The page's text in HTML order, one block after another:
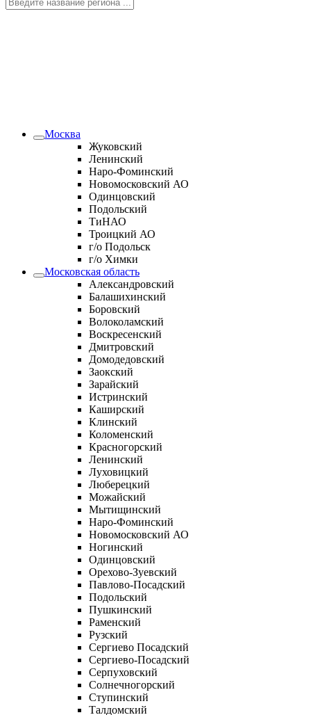
Москва
Жуковский
Ленинский
Наро-Фоминский
Новомосковский АО
Одинцовский
Подольский
ТиНАО
Троицкий АО
г/о Подольск
г/о Химки
Московская область
Александровский
Балашихинский
Боровский
Волоколамский
Воскресенский
Дмитровский
Домодедовский
Заокский
Зарайский
Истринский
Каширский
Клинский
Коломенский
Красногорский
Ленинский
Луховицкий
Люберецкий
Можайский
Мытищинский
Наро-Фоминский
Новомосковский АО
Ногинский
Одинцовский
Орехово-Зуевский
Павлово-Посадский
Подольский
Пушкинский
Раменский
Рузский
Сергиево Посадский
Сергиево-Посадский
Серпуховский
Солнечногорский
Ступинский
Талдомский